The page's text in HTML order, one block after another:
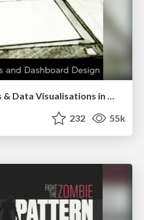
Designing Dashboards & Data Visualisations in Web Apps
232 55k